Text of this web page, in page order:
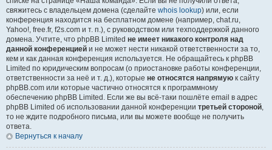
свяжитесь с владельцем домена (сделайте whois lookup) или, если
конференция находится на бесплатном домене (например, chat.ru,
Yahoo!, free.fr, f2s.com и т. п.), с руководством или техподдержкой данного
домена. Учтите, что phpBB Limited не имеет никакого контроля над
данной конференцией и не может нести никакой ответственности за то,
кем и как данная конференция используется. Не обращайтесь к phpBB
Limited по юридическим вопросам (о приостановке работы конференции,
ответственности за неё и т. д.), которые не относятся напрямую к сайту
phpBB.com или которые частично относятся к программному
обеспечению phpBB Limited. Если же вы всё-таки пошлёте email в адрес
phpBB Limited об использовании данной конференции третьей стороной,
то не ждите подробного письма, или вы можете вообще не получить
ответа.
Вернуться к началу